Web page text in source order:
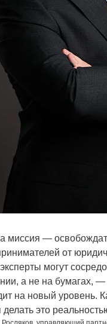
миссия —
от
эксперты могут
а не на бумагах, —
на новый уровень.
делать это